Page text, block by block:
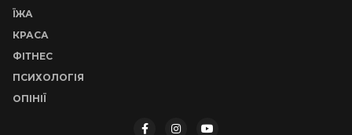
ЇЖА
КРАСА
ФІТНЕС
ПСИХОЛОГІЯ
ОПІНІЇ